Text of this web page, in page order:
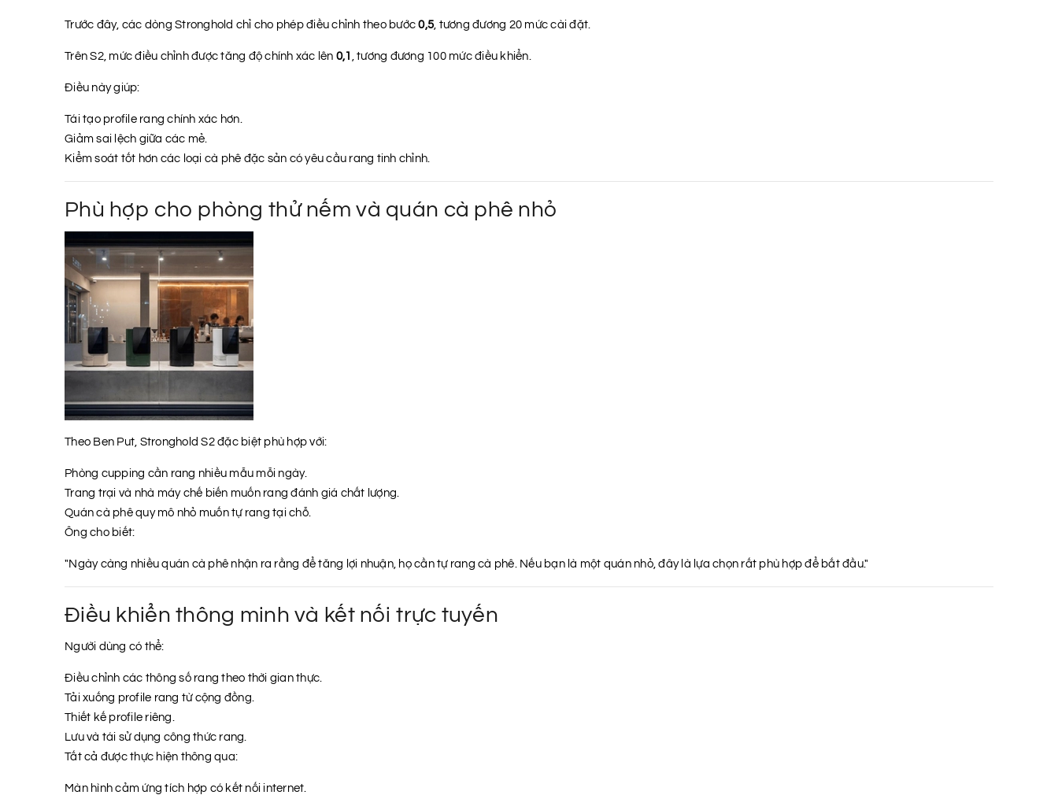
Trước đây, các dòng Stronghold chỉ cho phép điều chỉnh theo bước0,5, tương đương 20 mức cài đặt.
Trên S2, mức điều chỉnh được tăng độ chính xác lên 0,1 , tương đương 100 mức điều khiển.
Điều này giúp:
Tái tạo profile rang chính xác hơn.
Giảm sai lệch giữa các mẻ.
Kiểm soát tốt hơn các loại cà phê đặc sản có yêu cầu rang tinh chỉnh.
Phù hợp cho phòng thử nếm và quán cà phê nhỏ
Theo Ben Put, Stronghold S2 đặc biệt phù hợp với:
Phòng cupping cần rang nhiều mẫu mỗi ngày.
Trang trại và nhà máy chế biến muốn rang đánh giá chất lượng.
Quán cà phê quy mô nhỏ muốn tự rang tại chỗ.
Ông cho biết:
"Ngày càng nhiều quán cà phê nhận ra rằng để tăng lợi nhuận, họ cần tự rang cà phê. Nếu bạn là một quán nhỏ, đây là lựa chọn rất phù hợp để bắt đầu."
Điều khiển thông minh và kết nối trực tuyến
Người dùng có thể:
Điều chỉnh các thông số rang theo thời gian thực.
Tải xuống profile rang từ cộng đồng.
Thiết kế profile riêng.
Lưu và tái sử dụng công thức rang.
Tất cả được thực hiện thông qua:
Màn hình cảm ứng tích hợp có kết nối internet.